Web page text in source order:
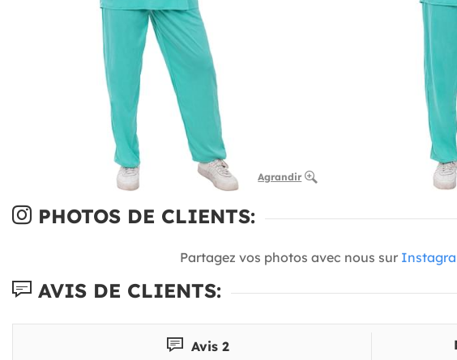
Agrandir
PHOTOS DE CLIENTS:
Partagez vos photos avec nous sur
AVIS DE CLIENTS:
Avis 2